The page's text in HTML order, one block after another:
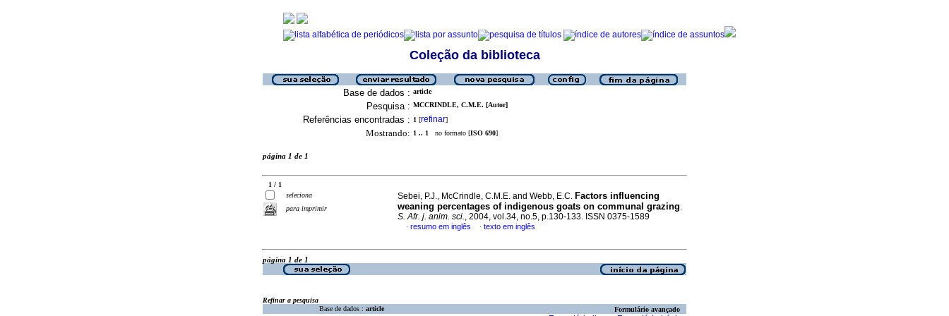
Coleção da biblioteca
Base de dados : article
Pesquisa : MCCRINDLE, C.M.E. [Autor]
Referências encontradas : 1 [refinar]
Mostrando: 1 .. 1 no formato [ISO 690]
página 1 de 1
1 / 1
seleciona
para imprimir
Sebei, P.J., McCrindle, C.M.E. and Webb, E.C. Factors influencing
weaning percentages of indigenous goats on communal grazing.
S. Afr. j. anim. sci., 2004, vol.34, no.5, p.130-133. ISSN 0375-1589
· resumo em inglês · texto em inglês
página 1 de 1
Refinar a pesquisa
Base de dados : article Formulário avançado